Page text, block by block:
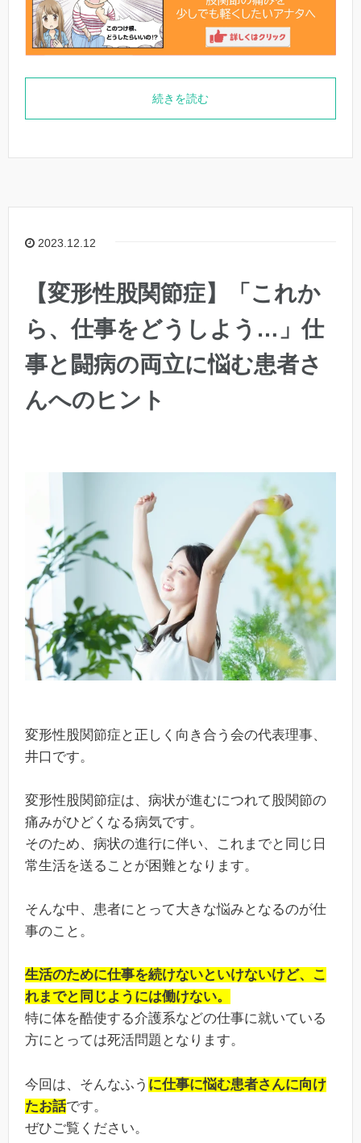
続きを読む
2023.12.12
【変形性股関節症】「これか
ら、仕事をどうしよう…」仕
事と闘病の両立に悩む患者さ
んへのヒント
変形性股関節症と正しく向き合う会の代表理事、
井口です。
変形性股関節症は、病状が進むにつれて股関節の
痛みがひどくなる病気です。
そのため、病状の進行に伴い、これまでと同じ日
常生活を送ることが困難となります。
そんな中、患者にとって大きな悩みとなるのが仕
事のこと。
生活のために仕事を続けないといけないけど、こ
れまでと同じようには働けない。
特に体を酷使する介護系などの仕事に就いている
方にとっては死活問題となります。
今回は、そんなふう に仕事に悩む患者さんに向け
たお話です。
ぜひご覧ください。